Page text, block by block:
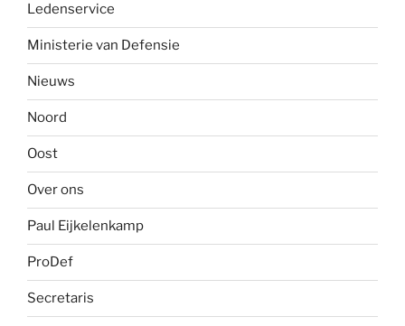
Ledenservice
Ministerie van Defensie
Nieuws
Noord
Oost
Over ons
Paul Eijkelenkamp
ProDef
Secretaris